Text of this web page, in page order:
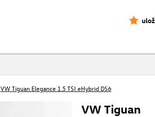
VW Tiguan Elegance 1.5 TSI eHybrid DS6
VW Tiguan